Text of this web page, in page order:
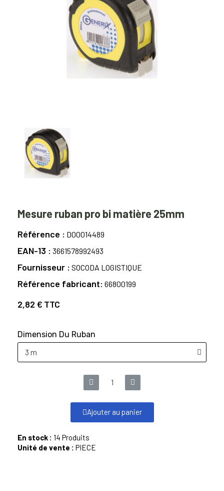
Mesure ruban pro bi matière 25mm
Référence D00014489
EAN-13 3661578992493
Fournisseur SOCODA LOGISTIQUE
Référence fabricant 66800199
2,82 € TTC
Dimension Du Ruban
Ajouter au panier
En stock : 14 Produits
Unité de vente : PIECE